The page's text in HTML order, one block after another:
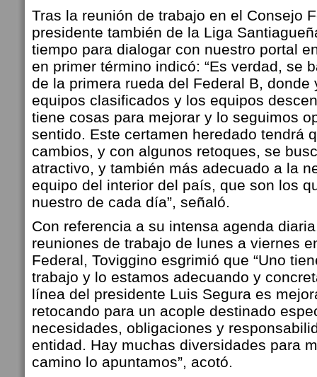
Tras la reunión de trabajo en el Consejo
presidente también de la Liga
tiempo para dialogar con nuestro portal
en primer término indicó: “Es verdad, se
de la primera rueda del Federal B, donde
equipos clasificados y los equipos
tiene cosas para mejorar y lo seguimos
sentido. Este certamen heredado tendrá
cambios, y con algunos retoques, se
atractivo, y también más adecuado a la
equipo del interior del país, que son los
nuestro de cada día”, señaló.
Con referencia a su intensa agenda
reuniones de trabajo de lunes a viernes
Federal, Toviggino esgrimió que “Uno
trabajo y lo estamos adecuando y
línea del presidente Luis Segura es
retocando para un acople destinado
necesidades, obligaciones y
entidad. Hay muchas diversidades para
camino lo apuntamos”, acotó.